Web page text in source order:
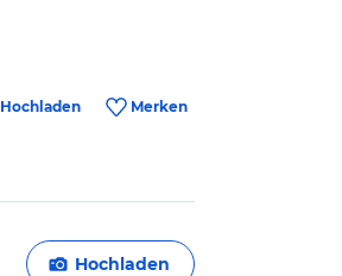
Hochladen Merken
Hochladen